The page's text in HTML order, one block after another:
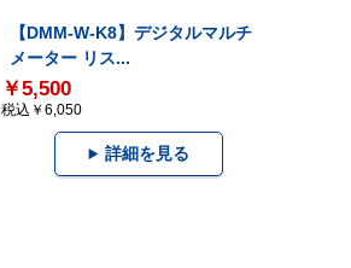
【DMM-W-K8】デジタルマルチ
メーター リス...
￥5,500
税込￥6,050
詳細を見る